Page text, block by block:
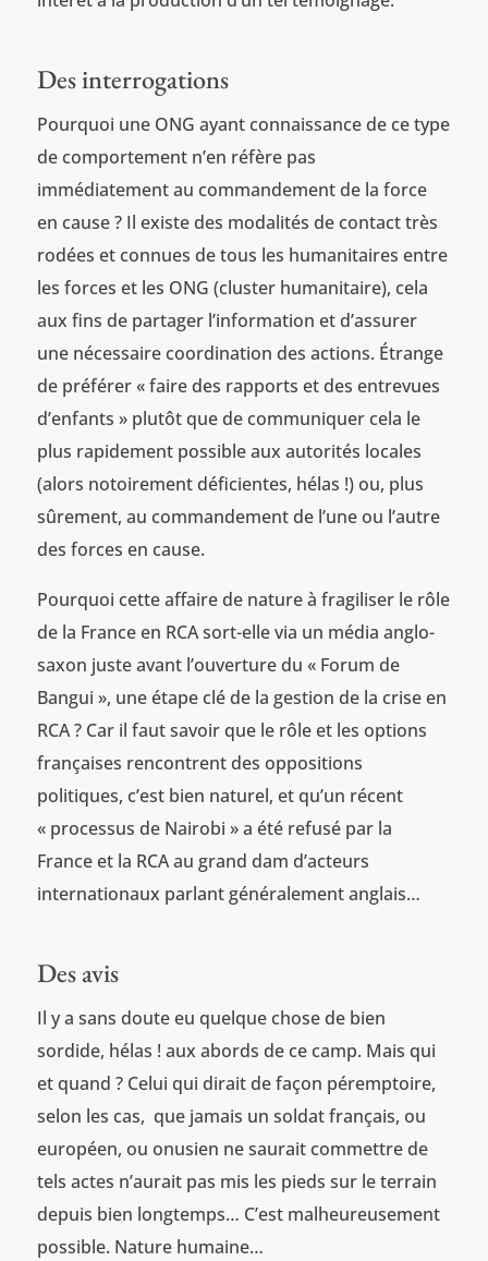
Des interrogations
Pourquoi une ONG ayant connaissance de ce type
de comportement n’en réfère pas
immédiatement au commandement de la force
en cause ? Il existe des modalités de contact très
rodées et connues de tous les humanitaires entre
les forces et les ONG (cluster humanitaire), cela
aux fins de partager l’information et d’assurer
une nécessaire coordination des actions. Étrange
de préférer « faire des rapports et des entrevues
d’enfants » plutôt que de communiquer cela le
plus rapidement possible aux autorités locales
(alors notoirement déficientes, hélas !) ou, plus
sûrement, au commandement de l’une ou l’autre
des forces en cause.
Pourquoi cette affaire de nature à fragiliser le rôle
de la France en RCA sort-elle via un média anglo-
saxon juste avant l’ouverture du « Forum de
Bangui », une étape clé de la gestion de la crise en
RCA ? Car il faut savoir que le rôle et les options
françaises rencontrent des oppositions
politiques, c’est bien naturel, et qu’un récent
« processus de Nairobi » a été refusé par la
France et la RCA au grand dam d’acteurs
internationaux parlant généralement anglais…
Des avis
Il y a sans doute eu quelque chose de bien
sordide, hélas ! aux abords de ce camp. Mais qui
et quand ? Celui qui dirait de façon péremptoire,
selon les cas, que jamais un soldat français, ou
européen, ou onusien ne saurait commettre de
tels actes n’aurait pas mis les pieds sur le terrain
depuis bien longtemps… C’est malheureusement
possible. Nature humaine…